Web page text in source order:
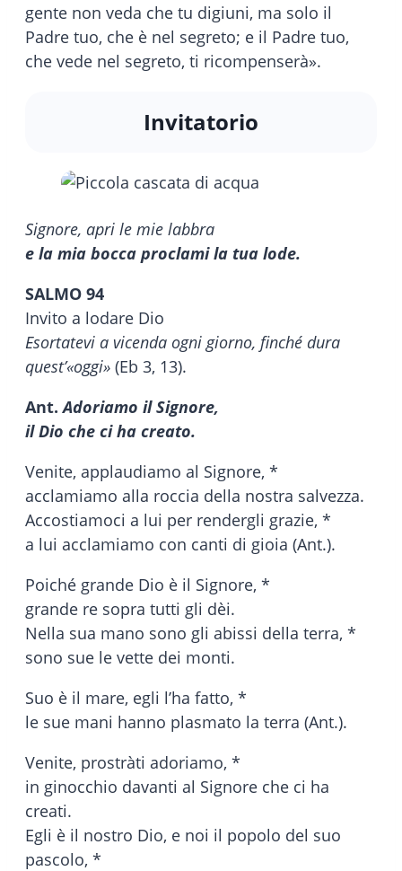
gente non veda che tu digiuni, ma solo il
Padre tuo, che è nel segreto; e il Padre tuo,
che vede nel segreto, ti ricompenserà».
Invitatorio
Signore, apri le mie labbra
e la mia bocca proclami la tua lode.
SALMO 94
Invito a lodare Dio
Esortatevi a vicenda ogni giorno, finché dura
quest’«oggi» (Eb 3, 13).
Ant.Adoriamo il Signore,
il Dio che ci ha creato.
Venite, applaudiamo al Signore, *
acclamiamo alla roccia della nostra salvezza.
Accostiamoci a lui per rendergli grazie, *
a lui acclamiamo con canti di gioia (Ant.).
Poiché grande Dio è il Signore, *
grande re sopra tutti gli dèi.
Nella sua mano sono gli abissi della terra, *
sono sue le vette dei monti.
Suo è il mare, egli l’ha fatto, *
le sue mani hanno plasmato la terra (Ant.).
Venite, prostràti adoriamo, *
in ginocchio davanti al Signore che ci ha
creati.
Egli è il nostro Dio, e noi il popolo del suo
pascolo, *